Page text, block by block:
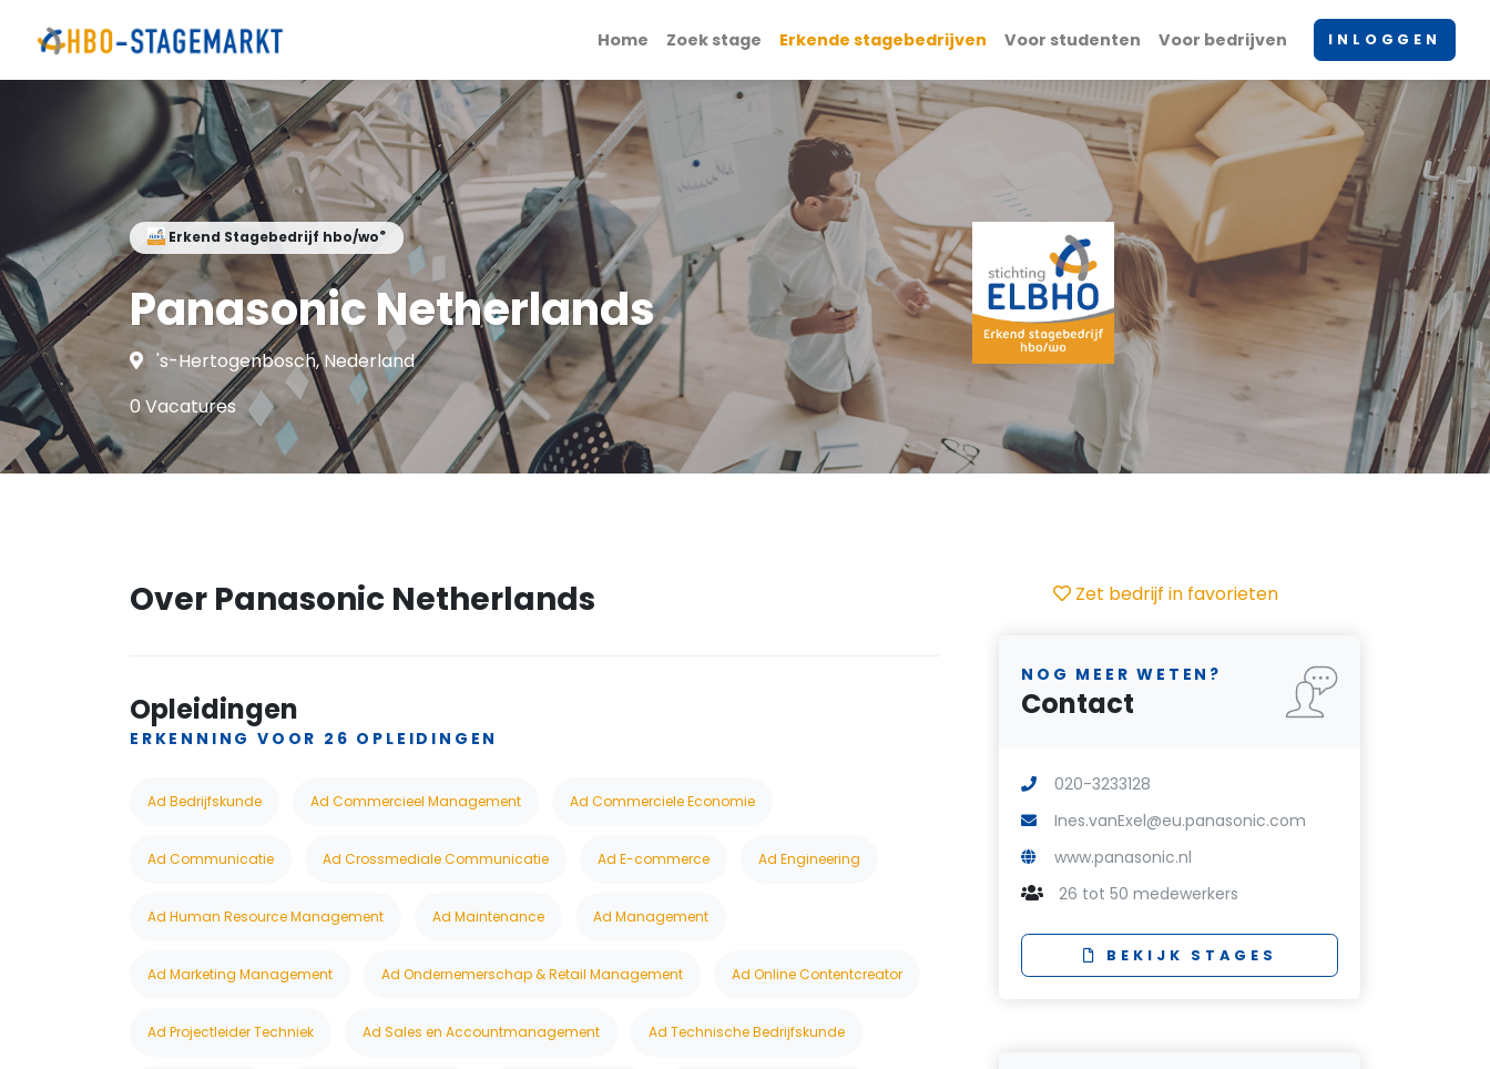
Home Zoek stage Erkende stagebedrijven Voor studenten Voor bedrijven INLOGGEN
Erkend Stagebedrijf hbo/wo®
Panasonic Netherlands
's-Hertogenbosch, Nederland
0 Vacatures
Over Panasonic Netherlands
Opleidingen
ERKENNING VOOR 26 OPLEIDINGEN
Ad Bedrijfskunde Ad Commercieel Management Ad Commerciele Economie
Ad Communicatie Ad Crossmediale Communicatie Ad E-commerce Ad Engineering
Ad Human Resource Management Ad Maintenance Ad Management
Ad Marketing Management Ad Ondernemerschap & Retail Management Ad Online Contentcreator
Ad Projectleider Techniek Ad Sales en Accountmanagement Ad Technische Bedrijfskunde
Zet bedrijf in favorieten
NOG MEER WETEN?
Contact
020-3233128
Ines.vanExel@eu.panasonic.com
www.panasonic.nl
26 tot 50 medewerkers
BEKIJK STAGES